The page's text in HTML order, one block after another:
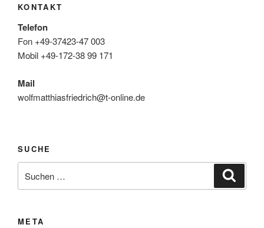
KONTAKT
Telefon
Fon +49-37423-47 003
Mobil +49-172-38 99 171
Mail
wolfmatthiasfriedrich@t-online.de
SUCHE
nach:
META